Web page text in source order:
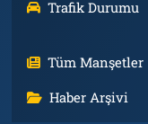
Trafik Durumu
Tüm Manşetler
Haber Arşivi